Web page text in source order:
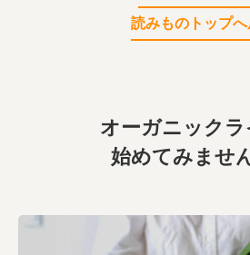
読みものトップへ
オーガニックラ
始めてみませ